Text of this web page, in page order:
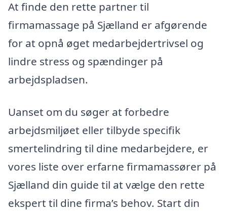
At finde den rette partner til
firmamassage på Sjælland er afgørende
for at opnå øget medarbejdertrivsel og
lindre stress og spændinger på
arbejdspladsen.
Uanset om du søger at forbedre
arbejdsmiljøet eller tilbyde specifik
smertelindring til dine medarbejdere, er
vores liste over erfarne firmamassører på
Sjælland din guide til at vælge den rette
ekspert til dine firma’s behov. Start din